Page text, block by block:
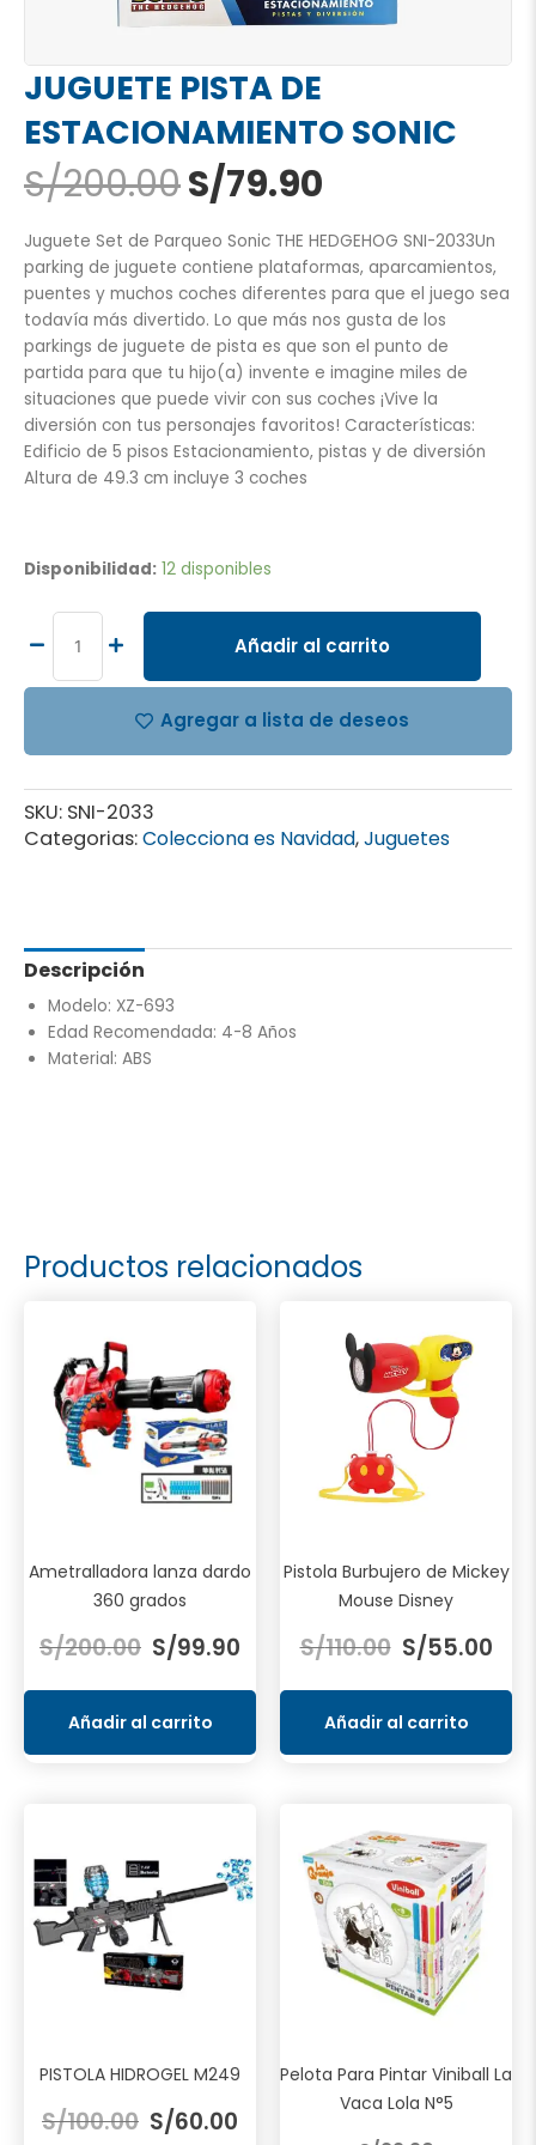
JUGUETE PISTA DE
ESTACIONAMIENTO SONIC
S/200.00El
precio
original
era:
S/200.00.
S/79.90
actual
es:
S/79.90.
Juguete Set de Parqueo Sonic THE HEDGEHOG SNI-2033Un
parking de juguete contiene plataformas, aparcamientos,
puentes y muchos coches diferentes para que el juego sea
todavía más divertido. Lo que más nos gusta de los
parkings de juguete de pista es que son el punto de
partida para que tu hijo(a) invente e imagine miles de
situaciones que puede vivir con sus coches ¡Vive la
diversión con tus personajes favoritos! Características:
Edificio de 5 pisos Estacionamiento, pistas y de diversión
Altura de 49.3 cm incluye 3 coches
Disponibilidad: 12 disponibles
PISTA
ESTACIONAMIENTO
SONIC
Añadir al carrito
Agregar a lista de deseos
SKU: SNI-2033
Categorias:Colecciona es Navidad,Juguetes
Descripción
Modelo: XZ-693
Edad Recomendada: 4-8 Años
Material: ABS
Productos relacionados
Ametralladora lanza dardo
360 grados
S/200.00 precio
original
era:
S/200.00.
S/99.90 precio
actual
S/99.90.
Añadir al carrito
Pistola Burbujero de Mickey
Mouse Disney
S/110.00 precio
original
era:
S/110.00.
S/55.00
S/
Añadir al carrito
PISTOLA HIDROGEL M249
S/100.00 precio
S/60.00
Pelota Para Pintar Viniball La
Vaca Lola N°5